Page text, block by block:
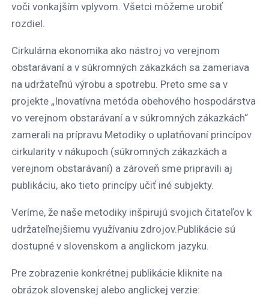
voči vonkajším vplyvom. Všetci môžeme urobiť
rozdiel.
Cirkulárna ekonomika ako nástroj vo verejnom
obstarávaní a v súkromných zákazkách sa zameriava
na udržateľnú výrobu a spotrebu. Preto sme sa v
projekte „Inovatívna metóda obehového hospodárstva
vo verejnom obstarávaní a v súkromných zákazkách“
zamerali na prípravu Metodiky o uplatňovaní princípov
cirkularity v nákupoch (súkromných zákazkách a
verejnom obstarávaní) a zároveň sme pripravili aj
publikáciu, ako tieto princípy učiť iné subjekty.
Veríme, že naše metodiky inšpirujú svojich čitateľov k
udržateľnejšiemu využívaniu zdrojov.Publikácie sú
dostupné v slovenskom a anglickom jazyku.
Pre zobrazenie konkrétnej publikácie kliknite na
obrázok slovenskej alebo anglickej verzie: